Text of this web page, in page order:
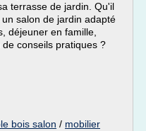
terrasse de jardin. Qu'il
salon de jardin adapté
déjeuner en famille,
conseils pratiques ?
bois salon / mobilier